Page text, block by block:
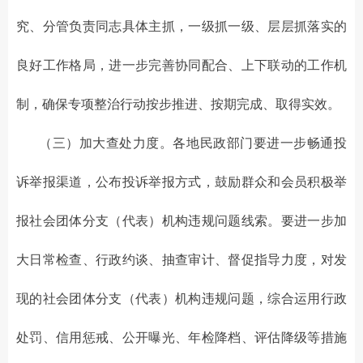
究、分管负责同志具体主抓，一级抓一级、层层抓落实的
良好工作格局，进一步完善协同配合、上下联动的工作机
制，确保专项整治行动按步推进、按期完成、取得实效。
（三）加大查处力度。各地民政部门要进一步畅通投
诉举报渠道，公布投诉举报方式，鼓励群众和会员积极举
报社会团体分支（代表）机构违规问题线索。要进一步加
大日常检查、行政约谈、抽查审计、督促指导力度，对发
现的社会团体分支（代表）机构违规问题，综合运用行政
处罚、信用惩戒、公开曝光、年检降档、评估降级等措施